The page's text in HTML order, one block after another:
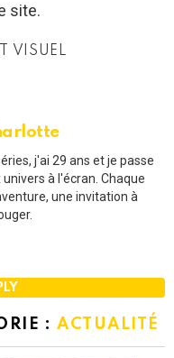
site.
VISUEL
j'ai 29 ans et je passe
à l'écran. Chaque
une invitation à
: ACTUALITÉ